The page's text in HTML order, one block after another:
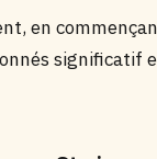
en
significatif